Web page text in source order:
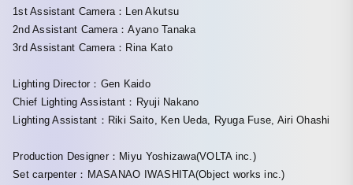
1st Assistant Camera：Len Akutsu
2nd Assistant Camera：Ayano Tanaka
3rd Assistant Camera：Rina Kato
Lighting Director：Gen Kaido
Chief Lighting Assistant：Ryuji Nakano
Lighting Assistant：Riki Saito, Ken Ueda, Ryuga Fuse, Airi Ohashi
Production Designer：Miyu Yoshizawa(VOLTA inc.)
Set carpenter：MASANAO IWASHITA(Object works inc.)